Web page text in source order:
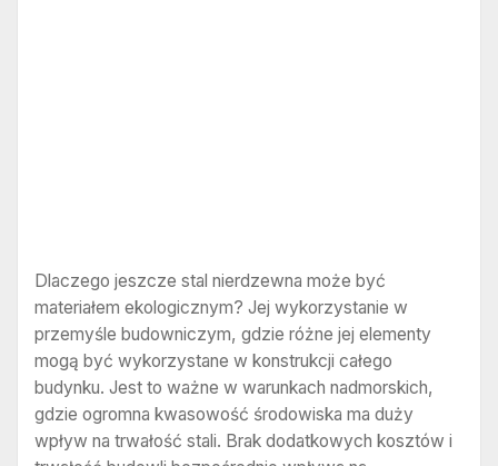
Dlaczego jeszcze stal nierdzewna może być
materiałem ekologicznym? Jej wykorzystanie w
przemyśle budowniczym, gdzie różne jej elementy
mogą być wykorzystane w konstrukcji całego
budynku. Jest to ważne w warunkach nadmorskich,
gdzie ogromna kwasowość środowiska ma duży
wpływ na trwałość stali. Brak dodatkowych kosztów i